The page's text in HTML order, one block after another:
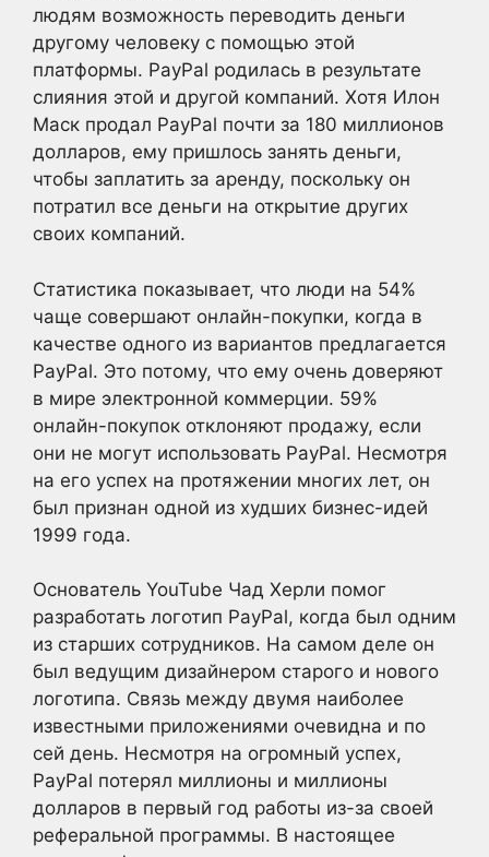
людям возможность переводить деньги
другому человеку с помощью этой
платформы. PayPal родилась в результате
слияния этой и другой компаний. Хотя Илон
Маск продал PayPal почти за 180 миллионов
долларов, ему пришлось занять деньги,
чтобы заплатить за аренду, поскольку он
потратил все деньги на открытие других
своих компаний.
Статистика показывает, что люди на 54%
чаще совершают онлайн-покупки, когда в
качестве одного из вариантов предлагается
PayPal. Это потому, что ему очень доверяют
в мире электронной коммерции. 59%
онлайн-покупок отклоняют продажу, если
они не могут использовать PayPal. Несмотря
на его успех на протяжении многих лет, он
был признан одной из худших бизнес-идей
1999 года.
Основатель YouTube Чад Херли помог
разработать логотип PayPal, когда был одним
из старших сотрудников. На самом деле он
был ведущим дизайнером старого и нового
логотипа. Связь между двумя наиболее
известными приложениями очевидна и по
сей день. Несмотря на огромный успех,
PayPal потерял миллионы и миллионы
долларов в первый год работы из-за своей
реферальной программы. В настоящее